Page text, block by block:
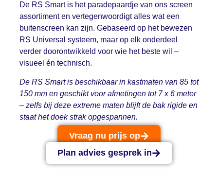
De RS Smart is het paradepaardje van ons screen
assortiment en vertegenwoordigt alles wat een
buitenscreen kan zijn. Gebaseerd op het bewezen
RS Universal systeem, maar op elk onderdeel
verder doorontwikkeld voor wie het beste wil –
visueel én technisch.
De RS Smart is beschikbaar in kastmaten van 85 tot
150 mm en geschikt voorafmetingen tot 7 x 6 meter
– zelfs bij deze extreme maten blijft de bak rigide en
staat het doek strak opgespannen.
Vraag nu prijs op
Plan advies gesprek in